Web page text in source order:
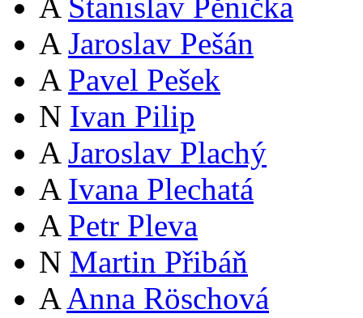
A Stanislav Pěnička
A Jaroslav Pešán
A Pavel Pešek
N Ivan Pilip
A Jaroslav Plachý
A Ivana Plechatá
A Petr Pleva
N Martin Přibáň
A Anna Röschová